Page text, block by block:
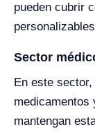
pueden cubrir
Sector
En este
medicamentos
mantengan